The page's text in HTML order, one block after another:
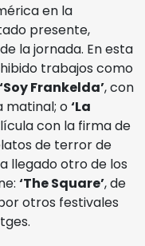
en la
presente,
la jornada. En esta
trabajos como
‘Soy Frankelda’, con
matinal; o‘La
con la firma de
de terror de
llegado otro de los
‘The Square’, de
otros festivales